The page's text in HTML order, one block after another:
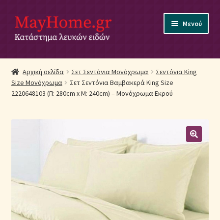
Απευθείας
μετάβαση
στην
Μετάβαση
σε
περιεχόμενο
Μενού
Αρχική
Ακύρωση Παραγγελίας
Βρεφικά Λευκά Είδη
Επιστροφές Προϊόντων
Η εταιρία μας
Αρχική σελίδα Σετ Σεντόνια Μονόχρωμα
Σεντόνια King
Size Μονόχρωμα
Σετ Σεντόνια Βαμβακερά King Size
2220648103 (Π: 280cm x Μ: 240cm) – Μονόχρωμα Εκρού